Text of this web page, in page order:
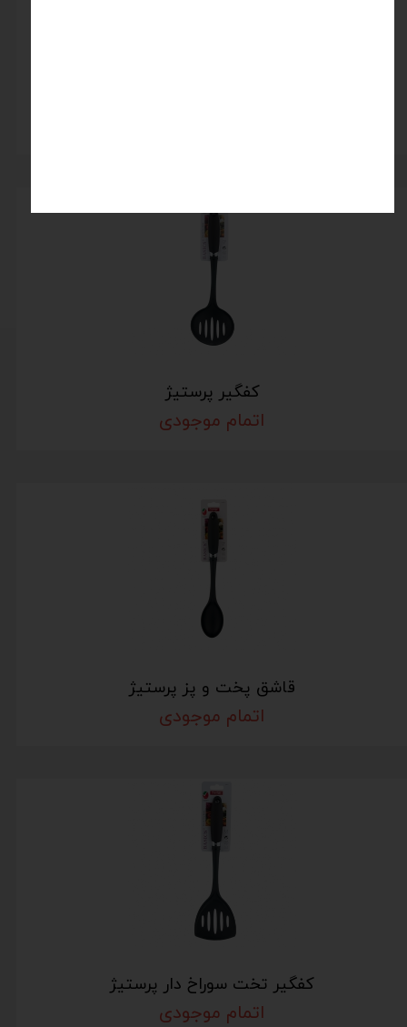
کفگیر پرستیژ
اتمام موجودی
قاشق پخت و پز پرستیژ
اتمام موجودی
کفگیر تخت سوراخ دار پرستیژ
اتمام موجودی